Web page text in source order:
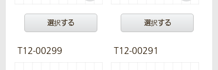
選択する 選択する
T12-00299 T12-00291